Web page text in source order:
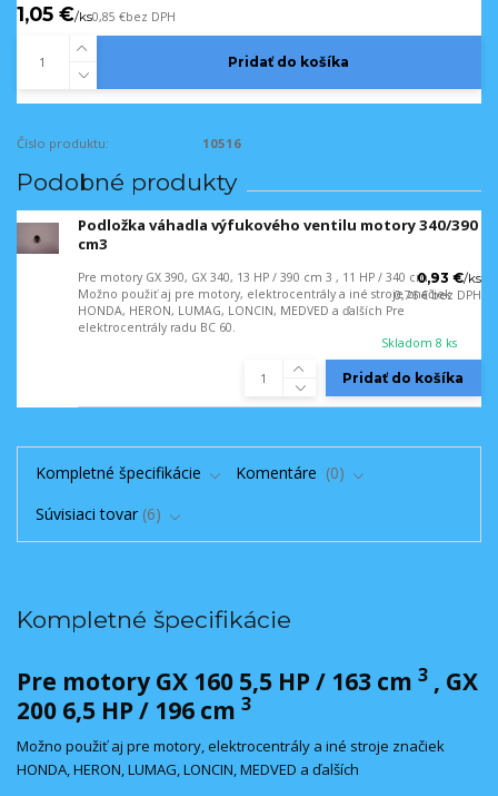
1,05 €/ks0,85 €bez DPH
Pridať do košíka
Číslo produktu: 10516
Podobné produkty
Podložka váhadla výfukového ventilu motory 340/390
cm3
Pre motory GX 390, GX 340, 13 HP / 390 cm 3 , 11 HP / 340 cm 3
Možno použiť aj pre motory, elektrocentrály a iné stroje značiek
HONDA, HERON, LUMAG, LONCIN, MEDVED a ďalších Pre
elektrocentrály radu BC 60.
0,93 €/ks
0,76 €bez DPH
Skladom 8 ks
Pridať do košíka
Kompletné špecifikácie Komentáre
0
Súvisiaci tovar 6
Kompletné špecifikácie
Pre motory GX 160 5,5 HP / 163 cm 3 , GX
200 6,5 HP / 196 cm 3
Možno použiť aj pre motory, elektrocentrály a iné stroje značiek
HONDA, HERON, LUMAG, LONCIN, MEDVED a ďalších